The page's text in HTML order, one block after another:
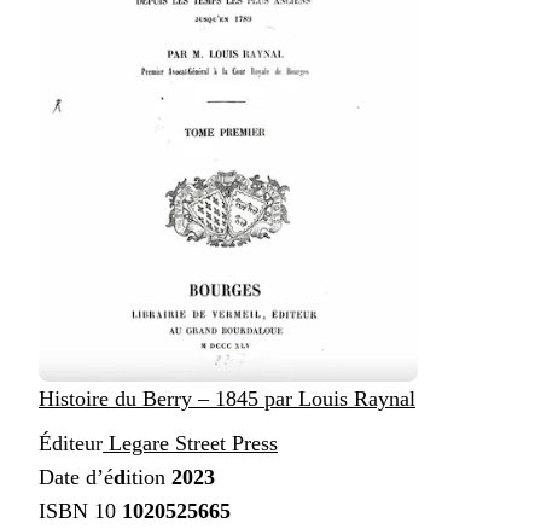
Histoire du Berry – 1845 par Louis Raynal
Éditeur Legare Street Press
Date d’édition 2023
ISBN 10 1020525665